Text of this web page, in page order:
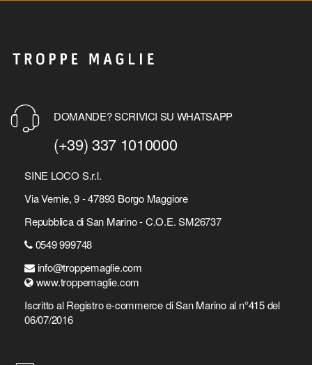
DOMANDE? SCRIVICI SU WHATSAPP
(+39) 337 1010000
SINE LOCO S.r.l.
Via Vernie, 9 - 47893 Borgo Maggiore
Repubblica di San Marino - C.O.E. SM26737
0549 999748
info@troppemaglie.com
www.troppemaglie.com
Iscritto al Registro e-commerce di San Marino al n°415 del
06/07/2016